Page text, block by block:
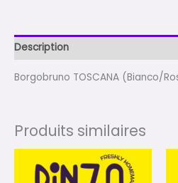
Description
Borgobruno TOSCANA (Bianco/
Produits similaires